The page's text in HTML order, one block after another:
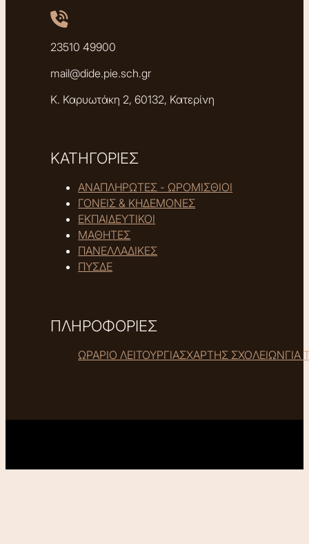
23510 49900
mail@dide.pie.sch.gr
Κ. Καρυωτάκη 2, 60132, Κατερίνη
ΚΑΤΗΓΟΡΙΕΣ
ΑΝΑΠΛΗΡΩΤΕΣ - ΩΡΟΜΙΣΘΙΟΙ
ΓΟΝΕΙΣ & ΚΗΔΕΜΟΝΕΣ
ΕΚΠΑΙΔΕΥΤΙΚΟΙ
ΜΑΘΗΤΕΣ
ΠΑΝΕΛΛΑΔΙΚΕΣ
ΠΥΣΔΕ
ΠΛΗΡΟΦΟΡΙΕΣ
ΩΡΑΡΙΟ ΛΕΙΤΟΥΡΓΙΑΣΧΑΡΤΗΣ ΣΧΟΛΕΙΩΝΓΙΑ